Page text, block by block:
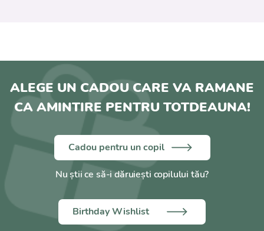
ALEGE UN CADOU CARE VA RAMANE
CA AMINTIRE PENTRU TOTDEAUNA!
Cadou pentru un copil
Nu știi ce să-i dăruiești copilului tău?
Birthday Wishlist